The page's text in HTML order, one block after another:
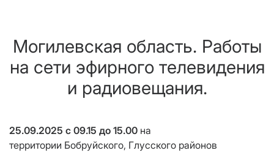
Могилевская область. Работы
на сети эфирного телевидения
и радиовещания.
25.09.2025 с 09.15 до 15.00 на
территории Бобруйского, Глусского районов